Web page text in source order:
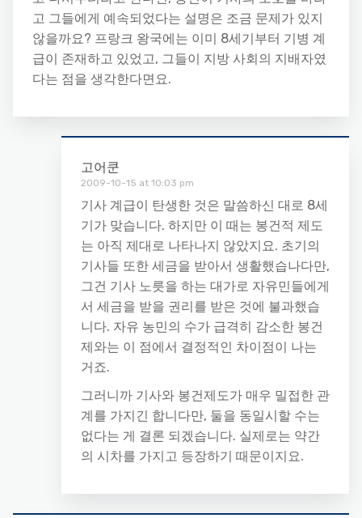
고 그들에게 예속되었다는 설명은 조금 문제가 있지
않을까요? 프랑크 왕국에는 이미 8세기부터 기병 계
급이 존재하고 있었고, 그들이 지방 사회의 지배자였
다는 점을 생각한다면요.
고어쿤
2009-10-15 at 10:03 pm
기사 계급이 탄생한 것은 말씀하신 대로 8세
기가 맞습니다. 하지만 이 때는 봉건적 제도
는 아직 제대로 나타나지 않았지요. 초기의
기사들 또한 세금을 받아서 생활했습나다만,
그건 기사 노릇을 하는 대가로 자유민들에게
서 세금을 받을 권리를 받은 것에 불과했습
니다. 자유 농민의 수가 급격히 감소한 봉건
제와는 이 점에서 결정적인 차이점이 나는
거죠.
그러니까 기사와 봉건제도가 매우 밀접한 관
계를 가지긴 합니다만, 둘을 동일시할 수는
없다는 게 결론 되겠습니다. 실제로는 약간
의 시차를 가지고 등장하기 때문이지요.